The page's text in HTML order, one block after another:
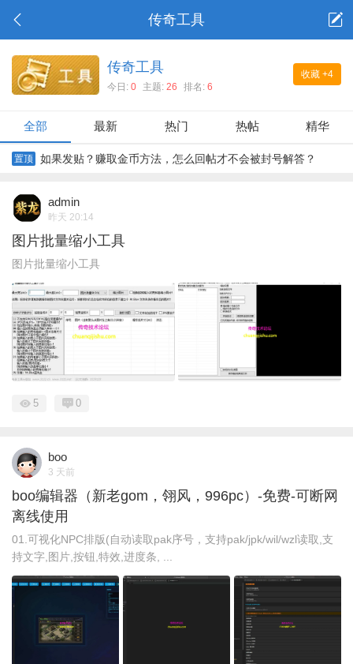
传奇工具
收藏 +4
传奇工具
今日:0 主题:26 排名:6
全部 最新 热门 热帖 精华
置顶 如果发贴？赚取金币方法，怎么回帖才不会被封号解答？
admin
昨天 20:14
图片批量缩小工具
图片批量缩小工具
5 0
boo
3 天前
boo编辑器（新老gom，翎风，996pc）-免费-可断网
离线使用
01.可视化NPC排版(自动读取pak序号，支持pak/jpk/wil/wzl读取,支
持文字,图片,按钮,特效,进度条, ...